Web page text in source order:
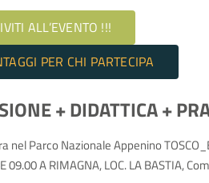
ALL’EVENTO !!!
PER CHI PARTECIPA
+ DIDATTICA +
nel Parco Nazionale Appenino
09.00 A RIMAGNA, LOC. LA BASTIA,